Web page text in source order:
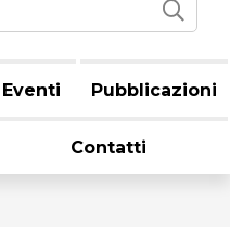
Eventi Pubblicazioni
Contatti